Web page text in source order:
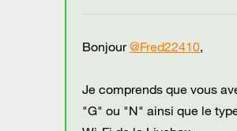
Bonjour@Fred22410,
Je comprends que vous
"G" ou "N" ainsi que le